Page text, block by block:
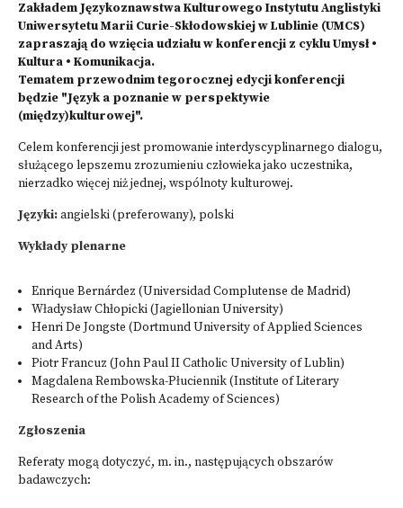
Zakładem Językoznawstwa Kulturowego Instytutu Anglistyki
Uniwersytetu Marii Curie-Skłodowskiej w Lublinie (UMCS)
zapraszają do wzięcia udziału w konferencji z cyklu Umysł •
Kultura • Komunikacja.
Tematem przewodnim tegorocznej edycji konferencji
będzie "Język a poznanie w perspektywie
(między)kulturowej".
Celem konferencji jest promowanie interdyscyplinarnego dialogu,
służącego lepszemu zrozumieniu człowieka jako uczestnika,
nierzadko więcej niż jednej, wspólnoty kulturowej.
Języki:angielski (preferowany), polski
Wykłady plenarne
Enrique Bernárdez (Universidad Complutense de Madrid)
Władysław Chłopicki (Jagiellonian University)
Henri De Jongste (Dortmund University of Applied Sciences
and Arts)
Piotr Francuz (John Paul II Catholic University of Lublin)
Magdalena Rembowska-Płuciennik (Institute of Literary
Research of the Polish Academy of Sciences)
Zgłoszenia
Referaty mogą dotyczyć, m. in., następujących obszarów
badawczych: